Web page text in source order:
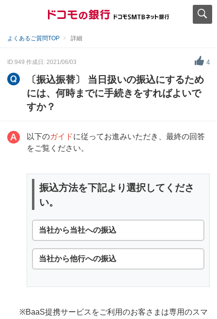
よくあるご質問TOP 詳細
ID:949 作成日: 2021/06/03 4
〔振込振替〕 当日扱いの振込にするため
には、何時までに手続きをすればよいで
すか？
以下のガイドに従ってお進みいただき、最終の回答
をご覧ください。
振込方法を下記より選択してくださ
い。
当社から当社への振込
当社から他行への振込
※BaaS提携サービスをご利用のお客さまは専用のスマ